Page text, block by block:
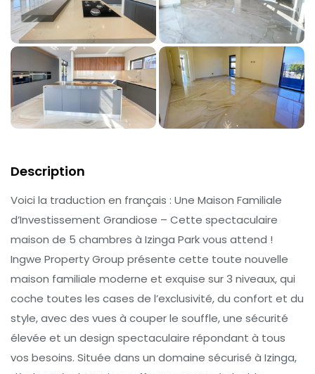
Description
Voici la traduction en français : Une Maison Familiale
d’Investissement Grandiose – Cette spectaculaire
maison de 5 chambres à Izinga Park vous attend !
Ingwe Property Group présente cette toute nouvelle
maison familiale moderne et exquise sur 3 niveaux, qui
coche toutes les cases de l’exclusivité, du confort et du
style, avec des vues à couper le souffle, une sécurité
élevée et un design spectaculaire répondant à tous
vos besoins. Située dans un domaine sécurisé à Izinga,